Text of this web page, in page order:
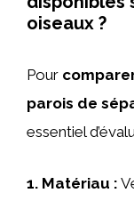
oiseaux ?
Pour
parois de
essentiel
1. Matériau :